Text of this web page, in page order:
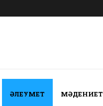
ӘЛЕУМЕТ МӘДЕНИЕТ